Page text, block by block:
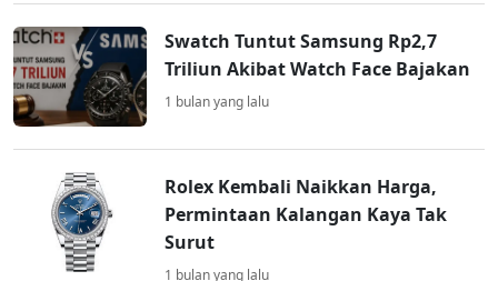
Swatch Tuntut Samsung Rp2,7
Triliun Akibat Watch Face Bajakan
1 bulan yang lalu
Rolex Kembali Naikkan Harga,
Permintaan Kalangan Kaya Tak
Surut
1 bulan yang lalu